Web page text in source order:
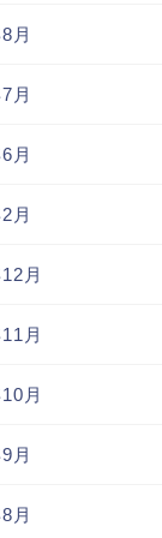
月
月
月
月
月
月
月
月
月